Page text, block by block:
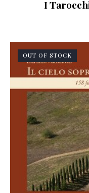
I
OUT OF STOCK